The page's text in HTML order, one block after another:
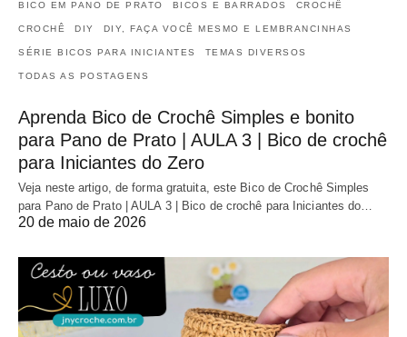
BICO EM PANO DE PRATO BICOS E BARRADOS CROCHÊ
CROCHÊ DIY DIY, FAÇA VOCÊ MESMO E LEMBRANCINHAS
SÉRIE BICOS PARA INICIANTES TEMAS DIVERSOS
TODAS AS POSTAGENS
Aprenda Bico de Crochê Simples e bonito
para Pano de Prato | AULA 3 | Bico de crochê
para Iniciantes do Zero
Veja neste artigo, de forma gratuita, este Bico de Crochê Simples
para Pano de Prato | AULA 3 | Bico de crochê para Iniciantes do…
20 de maio de 2026